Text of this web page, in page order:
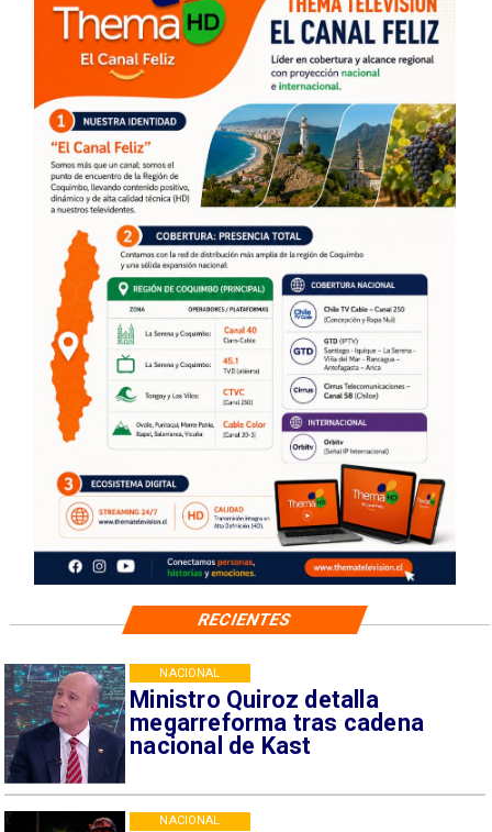
Ministro Quiroz detalla
megarreforma tras cadena
nacional de Kast
NACIONAL
NACIONAL
RECIENTES